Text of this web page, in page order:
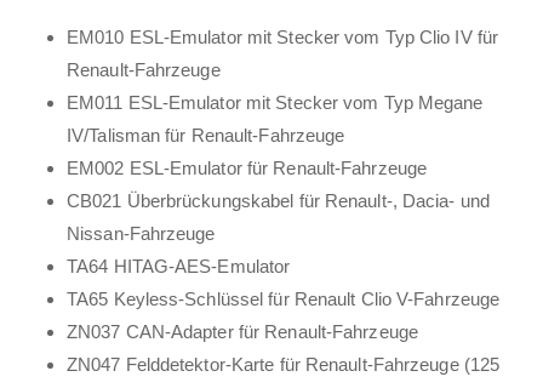
EM010 ESL-Emulator mit Stecker vom Typ Clio IV für
Renault-Fahrzeuge
EM011 ESL-Emulator mit Stecker vom Typ Megane
IV/Talisman für Renault-Fahrzeuge
EM002 ESL-Emulator für Renault-Fahrzeuge
CB021 Überbrückungskabel für Renault-, Dacia- und
Nissan-Fahrzeuge
TA64 HITAG-AES-Emulator
TA65 Keyless-Schlüssel für Renault Clio V-Fahrzeuge
ZN037 CAN-Adapter für Renault-Fahrzeuge
ZN047 Felddetektor-Karte für Renault-Fahrzeuge (125